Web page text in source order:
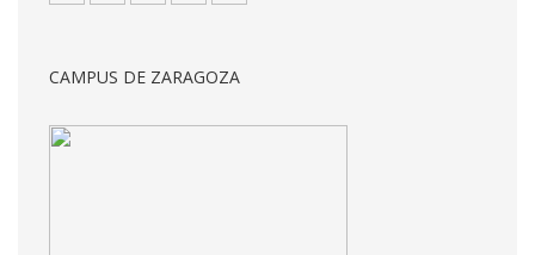
CAMPUS DE ZARAGOZA